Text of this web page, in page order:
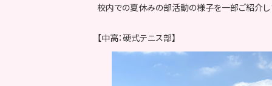
校内での夏休みの部活動の様子を一部ご紹介し
【中高：硬式テニス部】